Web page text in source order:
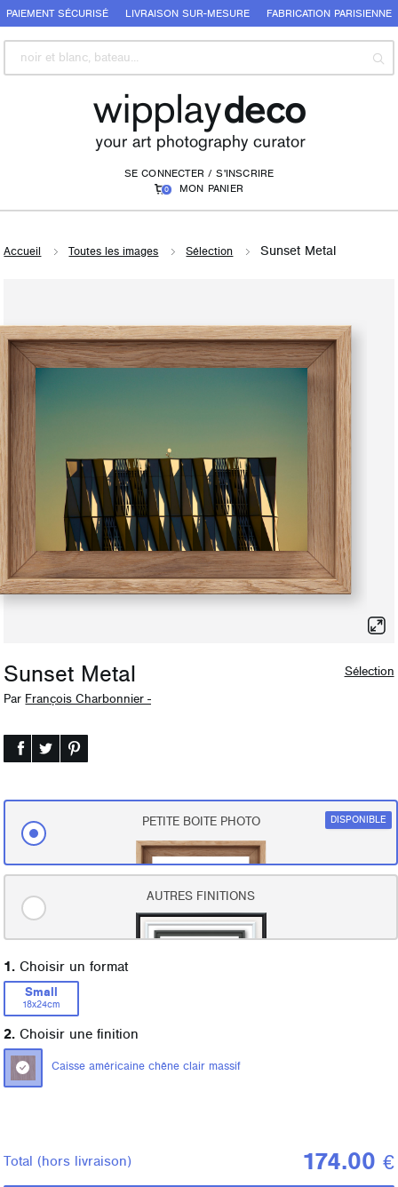
PAIEMENT SÉCURISÉ LIVRAISON SUR-MESURE FABRICATION PARISIENNE
SE CONNECTER / S'INSCRIRE
0 MON PANIER
Accueil Toutes les images Sélection Sunset Metal
Sunset Metal
Par François Charbonnier -
Sélection
PETITE BOITE PHOTO DISPONIBLE
AUTRES FINITIONS
1. Choisir un format
Small
18x24cm
2. Choisir une finition
Caisse américaine chêne clair massif
Total (hors livraison) 174.00 €